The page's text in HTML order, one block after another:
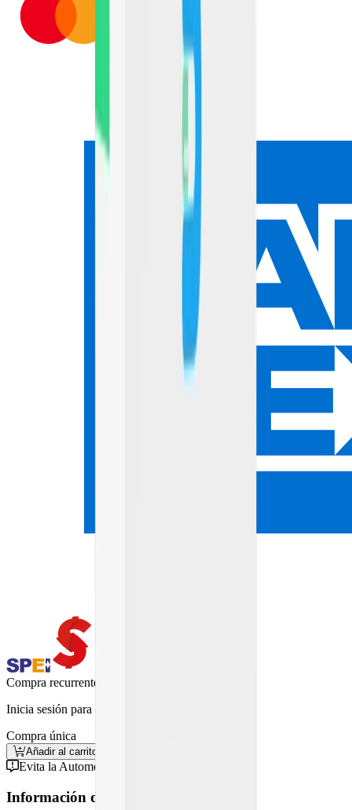
Compra recurrente
Inicia sesión para activar la compra recurrente
Compra única
Añadir al carrito
Evita la Automedicación
Información del medicamento